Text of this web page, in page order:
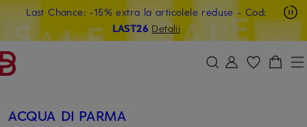
SARI LA CONȚINUTUL PRINCIPAL SARI LA CÂMPUL DE CĂUTARE
Last Chance: -15% extra la articolele reduse - Cod:
LAST26 Detalii
ACQUA DI PARMA